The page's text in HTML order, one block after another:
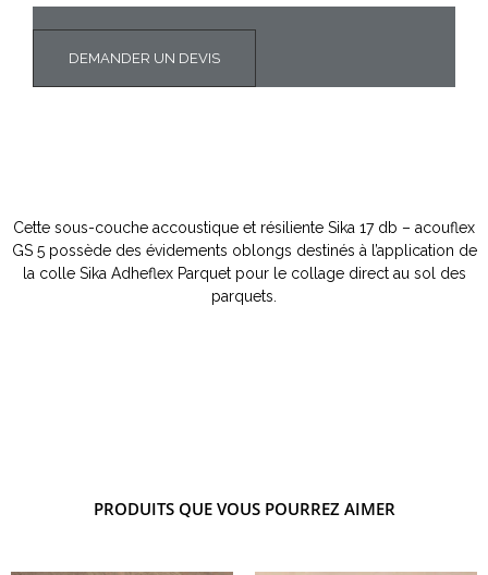
DEMANDER UN DEVIS
Cette sous-couche accoustique et résiliente Sika 17 db – acouflex
GS 5 possède des évidements oblongs destinés à l’application de
la colle Sika Adheflex Parquet pour le collage direct au sol des
parquets.
PRODUITS QUE VOUS POURREZ AIMER